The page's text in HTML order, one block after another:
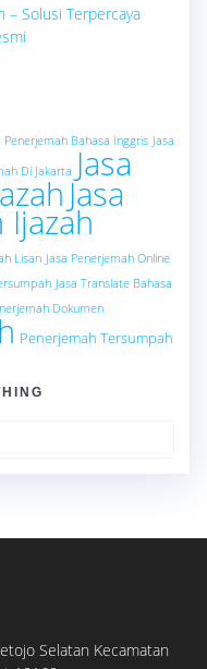
– Solusi Terpercaya
Penerjemah Bahasa Inggris Jasa
Di Jakarta Jasa
Jasa
Lisan Jasa Penerjemah Online
Jasa Translate Bahasa
Dokumen
Penerjemah Tersumpah
Selatan Kecamatan